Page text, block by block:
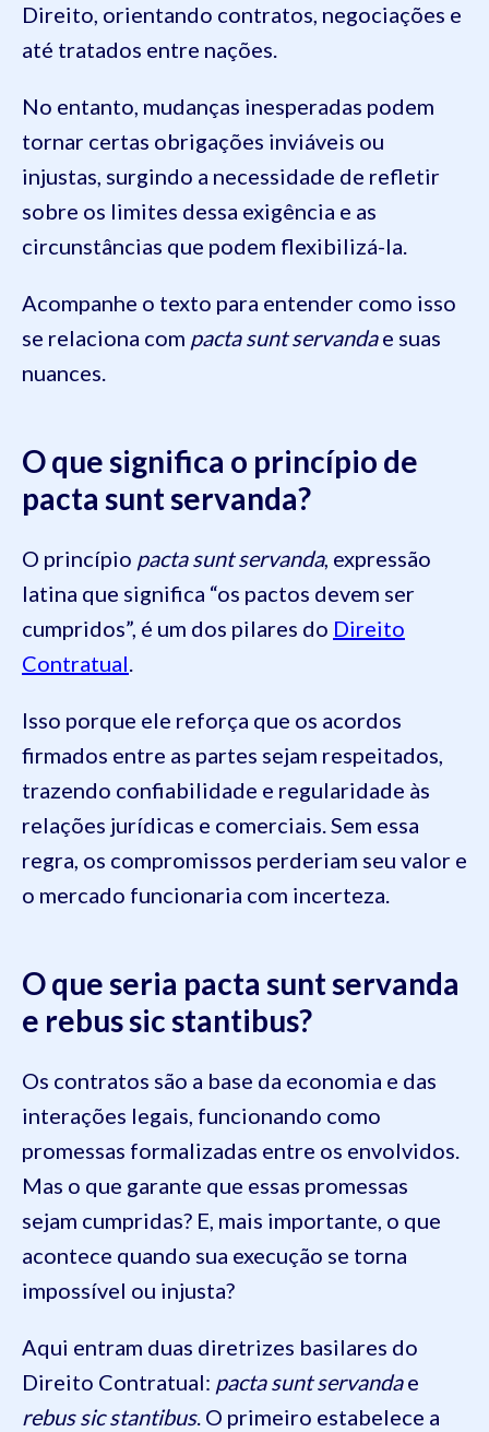
Direito, orientando contratos, negociações e
até tratados entre nações.
No entanto, mudanças inesperadas podem
tornar certas obrigações inviáveis ou
injustas, surgindo a necessidade de refletir
sobre os limites dessa exigência e as
circunstâncias que podem flexibilizá-la.
Acompanhe o texto para entender como isso
se relaciona com pacta sunt servandae suas
nuances.
O que significa o princípio de
pacta sunt servanda?
O princípio pacta sunt servanda, expressão
latina que significa “os pactos devem ser
cumpridos”, é um dos pilares do Direito
Contratual.
Isso porque ele reforça que os acordos
firmados entre as partes sejam respeitados,
trazendo confiabilidade e regularidade às
relações jurídicas e comerciais. Sem essa
regra, os compromissos perderiam seu valor e
o mercado funcionaria com incerteza.
O que seria pacta sunt servanda
e rebus sic stantibus?
Os contratos são a base da economia e das
interações legais, funcionando como
promessas formalizadas entre os envolvidos.
Mas o que garante que essas promessas
sejam cumpridas? E, mais importante, o que
acontece quando sua execução se torna
impossível ou injusta?
Aqui entram duas diretrizes basilares do
Direito Contratual: pacta sunt servandae
rebus sic stantibus. O primeiro estabelece a